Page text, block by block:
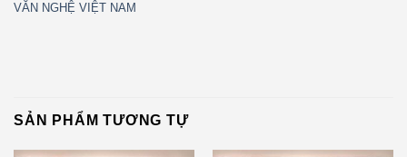
VĂN NGHỆ VIỆT NAM
SẢN PHẨM TƯƠNG TỰ